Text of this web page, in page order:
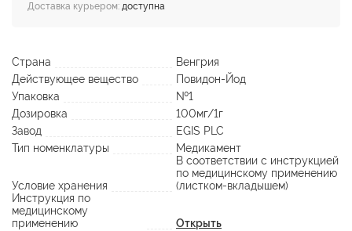
Доставка курьером: доступна
Страна
Венгрия
Действующее вещество
Повидон-Йод
Упаковка
№1
Дозировка
100мг/1г
Завод
EGIS PLC
Тип номенклатуры
Медикамент
Условие хранения
В соответствии с инструкцией
по медицинскому применению
(листком-вкладышем)
Инструкция по
медицинскому
применению
Открыть